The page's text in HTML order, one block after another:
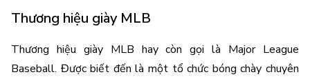
Thương hiệu giày MLB
Thương hiệu giày MLB hay còn gọi là Major League
Baseball. Được biết đến là một tổ chức bóng chày chuyên